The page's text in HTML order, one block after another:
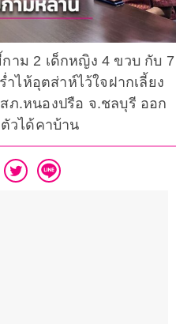
าม 2 เด็กหญิง 4 ขวบ กับ 7
ไห้อุตส่าห์ไว้ใจฝากเลี้ยง
ภ.หนองปรือ จ.ชลบุรี ออก
วได้คาบ้าน